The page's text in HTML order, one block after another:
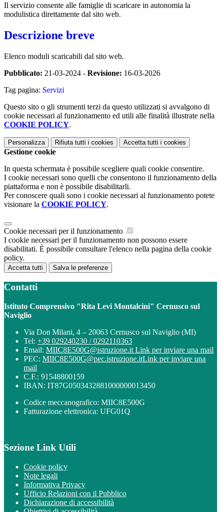
Il servizio consente alle famiglie di scaricare in autonomia la
modulistica direttamente dal sito web.
Descrizione breve
Elenco moduli scaricabili dal sito web.
Pubblicato: 21-03-2024 - Revisione: 16-03-2026
Tag pagina: Servizi
Questo sito o gli strumenti terzi da questo utilizzati si avvalgono di
cookie necessari al funzionamento ed utili alle finalità illustrate nella
COOKIE POLICY.
Personalizza Rifiuta tutti i cookies Accetta tutti i cookies
Gestione cookie
In questa schermata è possibile scegliere quali cookie consentire.
I cookie necessari sono quelli che consentono il funzionamento della
piattaforma e non è possibile disabilitarli.
Per conoscere quali sono i cookie necessari al funzionamento potete
visionare la COOKIE POLICY.
Cookie necessari per il funzionamento
I cookie necessari per il funzionamento non possono essere
disabilitati. È possibile consultare l'elenco nella pagina della cookie
policy.
Accetta tutti Salva le preferenze
Contatti
Istituto Comprensivo "Rita Levi Montalcini" Cernusco sul
Naviglio
Via Don Milani, 4 – 20063 Cernusco sul Naviglio (MI)
Tel: +39 029240230 / 0292110363
Email: MIIC8E500G@istruzione.it Link per inviare una mail
PEC: MIIC8E500G@pec.istruzione.itLink per inviare una
mail
C.F.: 91548800159
IBAN: IT87G0503432881000000013450
Codice meccanografico: MIIC8E500G
Fatturazione elettronica: UFG01Q
Sezione Link Utili
Cookie policy
Note legali
Informativa Privacy
Ufficio Relazioni con il Pubblico
Dichiarazione di accessibilità